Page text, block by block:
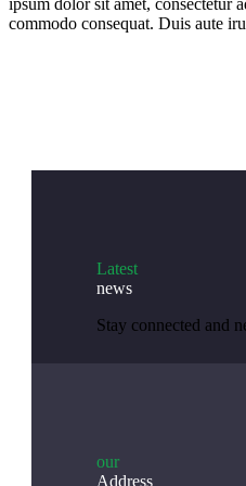
ipsum dolor sit amet, consectetur
commodo consequat. Duis aute
Latest
news
Stay connected and
our
Address